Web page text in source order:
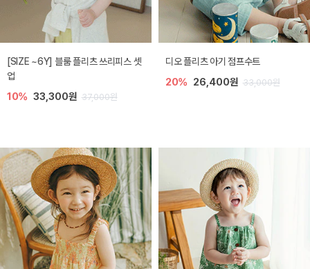
[SIZE ~6Y] 블룸 플리츠 쓰리피스 셋
업
10% 33,300원 37,000원
디오 플리츠 아기 점프수트
20% 26,400원 33,000원